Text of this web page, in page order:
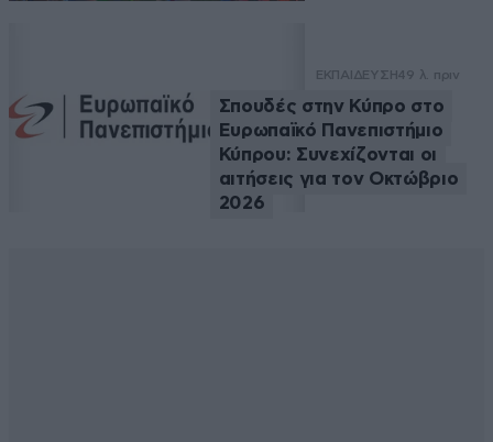
ΕΚΠΑΙΔΕΥΣΗ49 λ. πριν
Σπουδές στην Κύπρο στο
Ευρωπαϊκό Πανεπιστήμιο
Κύπρου: Συνεχίζονται οι
αιτήσεις για τον Οκτώβριο
2026